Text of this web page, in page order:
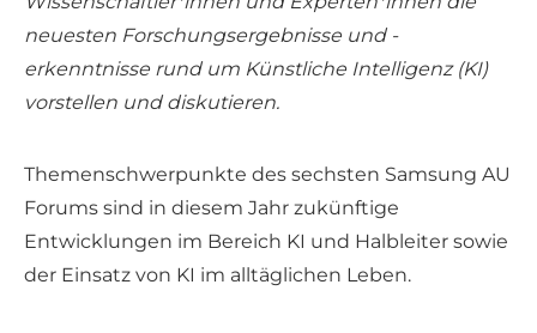
neuesten Forschungsergebnisse und -
erkenntnisse rund um Künstliche Intelligenz (KI)
vorstellen und diskutieren.
Themenschwerpunkte des sechsten Samsung AU
Forums sind in diesem Jahr zukünftige
Entwicklungen im Bereich KI und Halbleiter sowie
der Einsatz von KI im alltäglichen Leben.